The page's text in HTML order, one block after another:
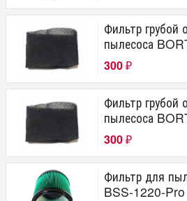
Фильтр грубой
пылесоса
300 ₽
Фильтр грубой
пылесоса
300 ₽
Фильтр для
BSS-1220-Pro